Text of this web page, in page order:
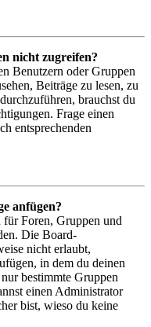
nicht zugreifen?
Benutzern oder Gruppen
Beiträge zu lesen, zu
brauchst du
Frage einen
entsprechenden
anfügen?
Foren, Gruppen und
Die Board-
nicht erlaubt,
in dem du deinen
bestimmte Gruppen
einen Administrator
bist, wieso du keine